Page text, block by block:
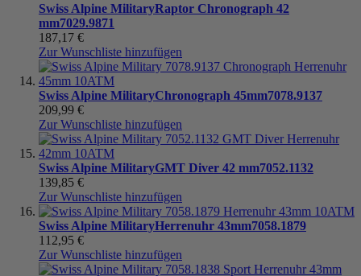
Swiss Alpine MilitaryRaptor Chronograph 42
mm7029.9871
187,17 €
Zur Wunschliste hinzufügen
Swiss Alpine MilitaryChronograph 45mm7078.9137
209,99 €
Zur Wunschliste hinzufügen
Swiss Alpine MilitaryGMT Diver 42 mm7052.1132
139,85 €
Zur Wunschliste hinzufügen
Swiss Alpine MilitaryHerrenuhr 43mm7058.1879
112,95 €
Zur Wunschliste hinzufügen